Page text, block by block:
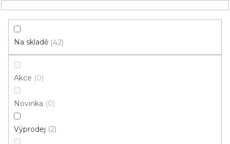
obsah
HLEDAT
NÁKUPNÍ
Metrážové koberce
Na skladě 42
Akce 0
Novinka 0
Výprodej 2